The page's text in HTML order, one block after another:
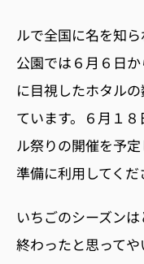
ルで全国に名を知
公園では６月６日
に目視したホタルの
ています。６月１
ル祭りの開催を予
準備に利用してくだ
いちごのシーズン
終わったと思ってや